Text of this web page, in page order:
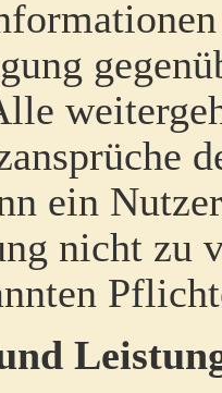
ein
nicht zu